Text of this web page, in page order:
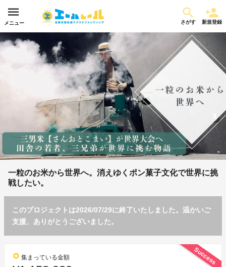
メニュー さがす 新規登録
一粒のお米から世界へ。消えゆくポン菓子文化で世界に挑
戦したい。
このプロジェクトは2026/07/29に終了いたしました。温かいご
支援、ありがとうございました。
Success
stars 集まっている金額